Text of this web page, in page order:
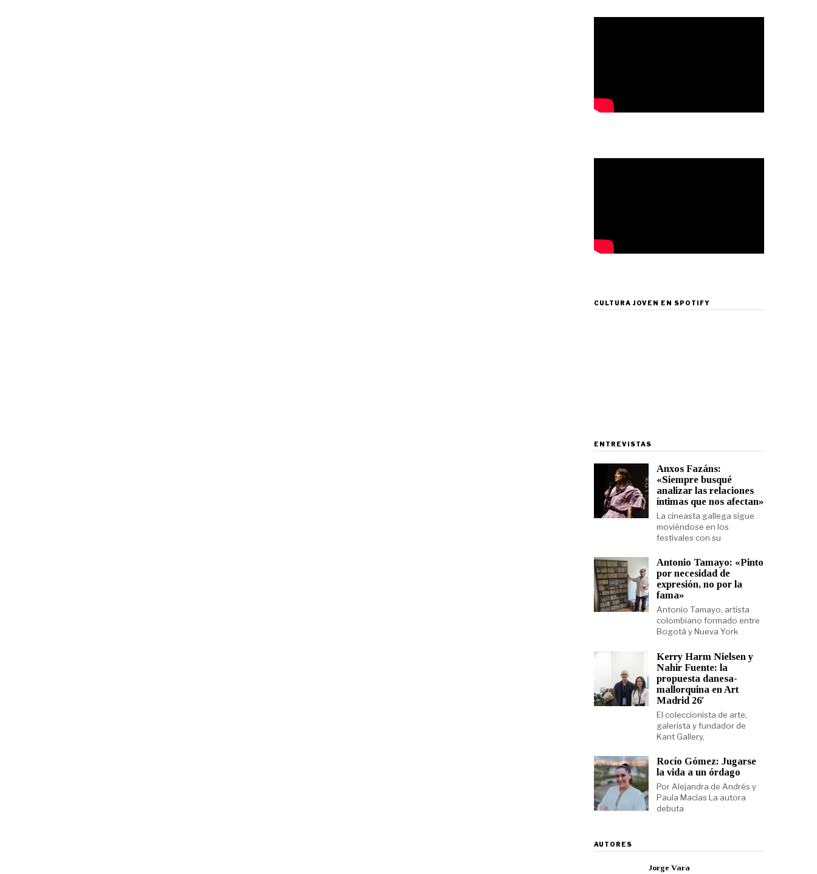
CULTURA JOVEN EN SPOTIFY
ENTREVISTAS
Anxos Fazáns:
«Siempre busqué
analizar las relaciones
íntimas que nos afectan»
La cineasta gallega sigue
moviéndose en los
festivales con su
Antonio Tamayo: «Pinto
por necesidad de
expresión, no por la
fama»
Antonio Tamayo, artista
colombiano formado entre
Bogotá y Nueva York
Kerry Harm Nielsen y
Nahir Fuente: la
propuesta danesa-
mallorquina en Art
Madrid 26′
El coleccionista de arte,
galerista y fundador de
Kant Gallery,
Rocío Gómez: Jugarse
la vida a un órdago
Por Alejandra de Andrés y
Paula Macías La autora
debuta
AUTORES
Jorge Vara